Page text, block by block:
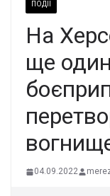
ПОДІЇ
На
ще
04.09.2022